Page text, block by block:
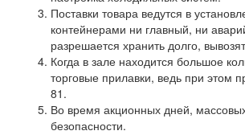
Поставки товара ведутся в
контейнерами ни главный, ни
разрешается хранить долго,
Когда в зале находится большое
торговые прилавки, ведь при
81.
Во время акционных дней,
безопасности.